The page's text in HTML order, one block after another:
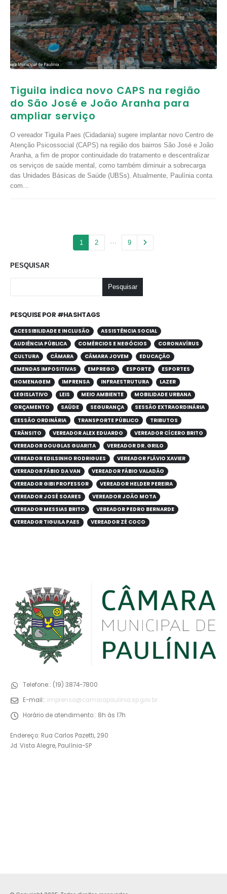
Tiguila indica novo CAPS na região
do São José e João Aranha para
ampliar serviço
O vereador Tiguila Paes (Cidadania) sugere implantar novo Centro de
Atenção Psicossocial (CAPS) na região dos bairros São José e João
Aranha, a fim de propor continuidade do tratamento e descentralizar
os serviços de saúde mental, como também diminuir a sobrecarga
das Unidades Básicas de Saúde (UBSs). Atualmente, Paulínia conta
com...
1 2 … 9
PESQUISAR
Pesquisar
PESQUISE POR #HASHTAGS
ACESSIBILIDADE E INCLUSÃO
ASSISTÊNCIA SOCIAL
AUDIÊNCIA PÚBLICA
COMÉRCIOS E NEGÓCIOS
CORONAVÍRUS
CULTURA
CÂMARA CÂMARA JOVEM
EDUCAÇÃO
EMENDAS IMPOSITIVAS
EMPREGO ESPORTE
ESPORTES
HOMENAGEM
IMPRENSA INFRAESTRUTURA
LAZER
LEGISLATIVO
LEIS MEIO AMBIENTE
MOBILIDADE URBANA
ORÇAMENTO
SAÚDE SEGURANÇA
SESSÃO EXTRAORDINÁRIA
SESSÃO ORDINÁRIA
TRANSPORTE PÚBLICO
TRIBUTOS
TRÂNSITO
VEREADOR ALEX EDUARDO
VEREADOR CÍCERO BRITO
VEREADOR DOUGLAS GUARITA
VEREADOR DR. GRILO
VEREADOR EDILSINHO RODRIGUES
VEREADOR FLÁVIO XAVIER
VEREADOR FÁBIO DA VAN
VEREADOR FÁBIO VALADÃO
VEREADOR GIBI PROFESSOR
VEREADOR HELDER PEREIRA
VEREADOR JOSÉ SOARES
VEREADOR JOÃO MOTA
VEREADOR MESSIAS BRITO
VEREADOR PEDRO BERNARDE
VEREADOR TIGUILA PAES
VEREADOR ZÉ COCO
Telefone:: (19) 3874-7800
E-mail:: imprensa@camarapaulinia.sp.gov.br
Horário de atendimento:: 8h às 17h
Endereço: Rua Carlos Pazetti, 290
Jd. Vista Alegre, Paulínia-SP